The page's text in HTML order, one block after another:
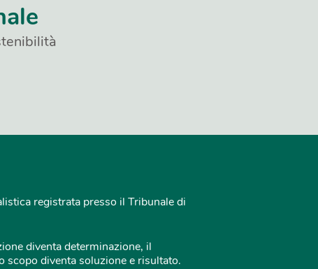
registrata presso il Tribunale di
diventa determinazione, il
scopo diventa soluzione e risultato.